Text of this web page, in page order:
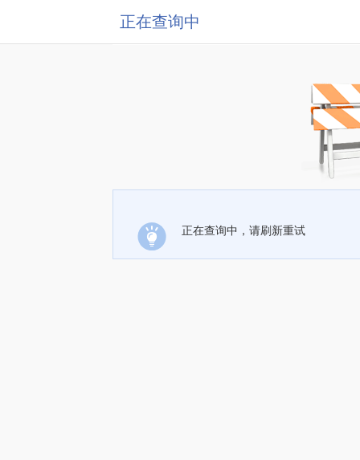
正在查询中
正在查询中，请刷新重试